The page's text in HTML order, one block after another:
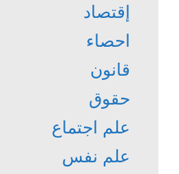
إقتصاد
احصاء
قانون
حقوق
علم اجتماع
علم نفس